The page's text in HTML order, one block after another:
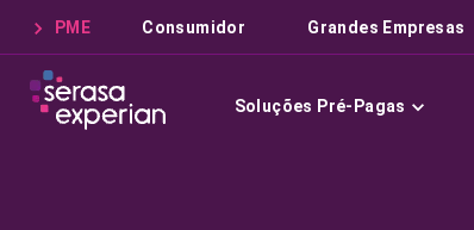
PME Consumidor Grandes Empresas
Soluções Pré-Pagas